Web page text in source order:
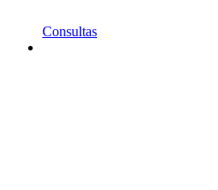
Consultas